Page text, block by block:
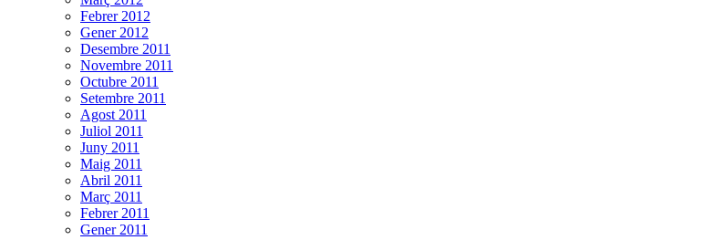
Febrer 2012
Gener 2012
Desembre 2011
Novembre 2011
Octubre 2011
Setembre 2011
Agost 2011
Juliol 2011
Juny 2011
Maig 2011
Abril 2011
Març 2011
Febrer 2011
Gener 2011